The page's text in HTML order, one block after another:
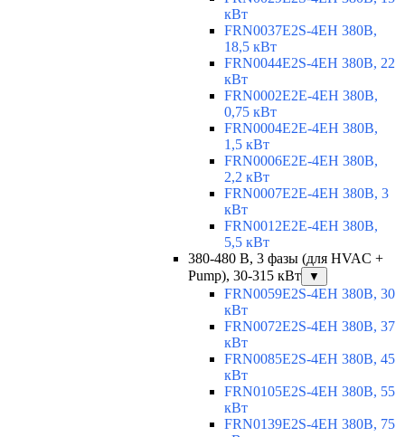
кВт
FRN0037E2S-4EH 380В,
18,5 кВт
FRN0044E2S-4EH 380В, 22
кВт
FRN0002E2E-4EH 380В,
0,75 кВт
FRN0004E2E-4EH 380В,
1,5 кВт
FRN0006E2E-4EH 380В,
2,2 кВт
FRN0007E2E-4EH 380В, 3
кВт
FRN0012E2E-4EH 380В,
5,5 кВт
380-480 В, 3 фазы (для HVAC +
Pump), 30-315 кВт
▼
FRN0059E2S-4EH 380В, 30
кВт
FRN0072E2S-4EH 380В, 37
кВт
FRN0085E2S-4EH 380В, 45
кВт
FRN0105E2S-4EH 380В, 55
кВт
FRN0139E2S-4EH 380В, 75